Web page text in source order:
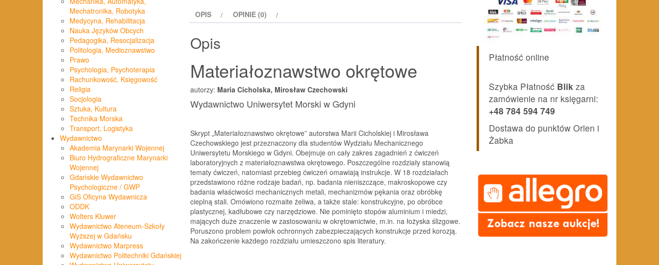
Mechatronika, Robotyka
Medycyna, Rehabilitacja
Nauka Języków Obcych
Pedagogika, Resocjalizacja
Politologia, Medioznawstwo
Prawo
Psychologia, Psychoterapia
Rachunkowość, Księgowość
Religia
Socjologia
Sztuka, Kultura
Technika Morska
Transport, Logistyka
Wydawnictwo
Akademia Marynarki Wojennej
Biuro Hydrograficzne Marynarki
Wojennej
Gdańskie Wydawnictwo
Psychologiczne / GWP
GiS Oficyna Wydawnicza
ODDK
Wolters Kluwer
Wydawnictwo Ateneum-Szkoły
Wyższej w Gdańsku
Wydawnictwo Marpress
Wydawnictwo Politechniki Gdańskiej
OPIS OPINIE (0)
Opis
Materiałoznawstwo okrętowe
autorzy: Maria Cicholska, Mirosław Czechowski
Wydawnictwo Uniwersytet Morski w Gdyni
Skrypt „Materiałoznawstwo okrętowe” autorstwa Marii Cicholskiej i Mirosława
Czechowskiego jest przeznaczony dla studentów Wydziału Mechanicznego
Uniwersytetu Morskiego w Gdyni. Obejmuje on cały zakres zagadnień z ćwiczeń
laboratoryjnych z materiałoznawstwa okrętowego. Poszczególne rozdziały stanowią
tematy ćwiczeń, natomiast przebieg ćwiczeń omawiają instrukcje. W 18 rozdziałach
przedstawiono różne rodzaje badań, np. badania nieniszczące, makroskopowe czy
badania właściwości mechanicznych metali, mechanizmów pękania oraz obróbkę
cieplną stali. Omówiono rozmaite żeliwa, a także stale: konstrukcyjne, po obróbce
plastycznej, kadłubowe czy narzędziowe. Nie pominięto stopów aluminium i miedzi,
mających duże znaczenie w zastosowaniu w okrętownictwie, m.in. na łożyska ślizgowe.
Poruszono problem powłok ochronnych zabezpieczających konstrukcje przed korozją.
Na zakończenie każdego rozdziału umieszczono spis literatury.
Płatność online
Szybka Płatność Blik za
zamówienie na nr księgarni:
+48 784 594 749
Dostawa do punktów Orlen i
Żabka